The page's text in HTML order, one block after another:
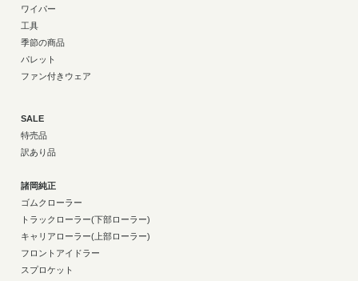
ワイパー
工具
季節の商品
パレット
ファン付きウェア
SALE
特売品
訳あり品
諸岡純正
ゴムクローラー
トラックローラー(下部ローラー)
キャリアローラー(上部ローラー)
フロントアイドラー
スプロケット